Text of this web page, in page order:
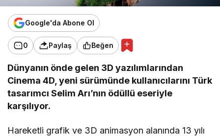
Google'da Abone Ol
0 Paylaş Beğen
Dünyanın önde gelen 3D yazılımlarından
Cinema 4D, yeni sürümünde kullanıcılarını Türk
tasarımcı Selim Arı’nın ödüllü eseriyle
karşılıyor.
Hareketli grafik ve 3D animasyon alanında 13 yılı